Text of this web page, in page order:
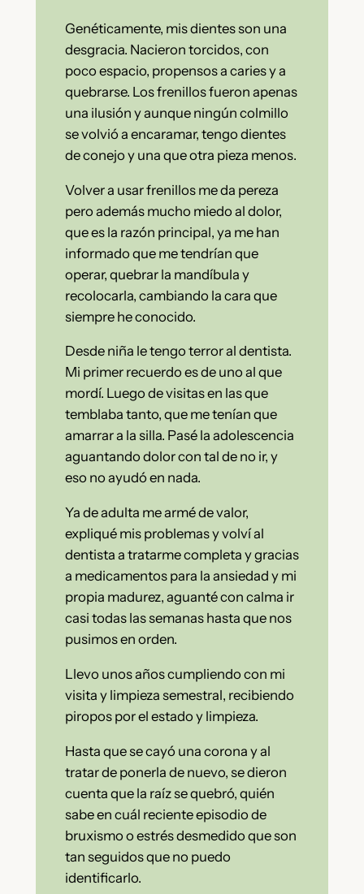
Genéticamente, mis dientes son una
desgracia. Nacieron torcidos, con
poco espacio, propensos a caries y a
quebrarse. Los frenillos fueron apenas
una ilusión y aunque ningún colmillo
se volvió a encaramar, tengo dientes
de conejo y una que otra pieza menos.
Volver a usar frenillos me da pereza
pero además mucho miedo al dolor,
que es la razón principal, ya me han
informado que me tendrían que
operar, quebrar la mandíbula y
recolocarla, cambiando la cara que
siempre he conocido.
Desde niña le tengo terror al dentista.
Mi primer recuerdo es de uno al que
mordí. Luego de visitas en las que
temblaba tanto, que me tenían que
amarrar a la silla. Pasé la adolescencia
aguantando dolor con tal de no ir, y
eso no ayudó en nada.
Ya de adulta me armé de valor,
expliqué mis problemas y volví al
dentista a tratarme completa y gracias
a medicamentos para la ansiedad y mi
propia madurez, aguanté con calma ir
casi todas las semanas hasta que nos
pusimos en orden.
Llevo unos años cumpliendo con mi
visita y limpieza semestral, recibiendo
piropos por el estado y limpieza.
Hasta que se cayó una corona y al
tratar de ponerla de nuevo, se dieron
cuenta que la raíz se quebró, quién
sabe en cuál reciente episodio de
bruxismo o estrés desmedido que son
tan seguidos que no puedo
identificarlo.